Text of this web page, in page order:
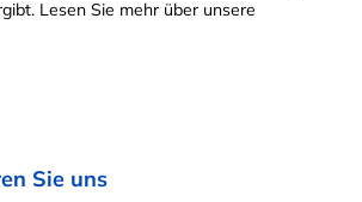
Lesen Sie mehr über unsere
Sie uns